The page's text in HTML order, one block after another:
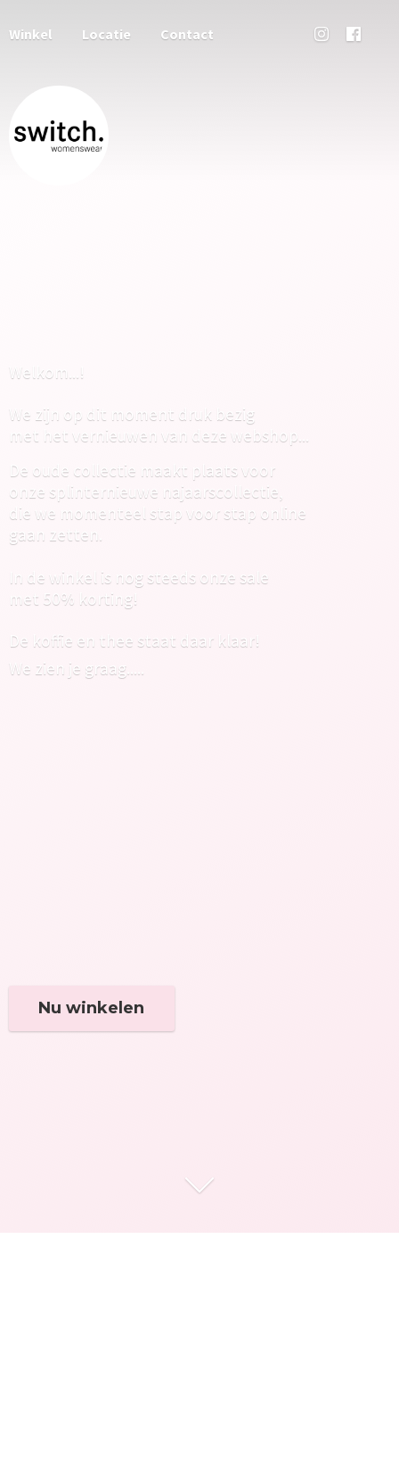
Winkel Locatie Contact
Welkom...!
We zijn op dit moment druk bezig
met het vernieuwen van deze webshop...
De oude collectie maakt plaats voor
onze splinternieuwe najaarscollectie,
die we momenteel stap voor stap online
gaan zetten.
In de winkel is nog steeds onze sale
met 50% korting!
De koffie en thee staat daar klaar!
We zien je graag.....
Nu winkelen